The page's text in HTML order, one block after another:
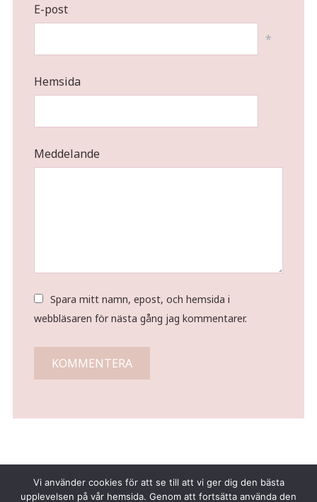
E-post
*
Hemsida
Meddelande
Spara mitt namn, epost, och hemsida i
webbläsaren för nästa gång jag kommentarer.
Vi använder cookies för att se till att vi ger dig den bästa
upplevelsen på vår hemsida. Genom att fortsätta använda den